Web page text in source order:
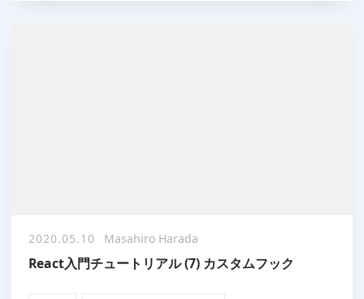
2020.05.10 Masahiro Harada
React入門チュートリアル (7) カスタムフック